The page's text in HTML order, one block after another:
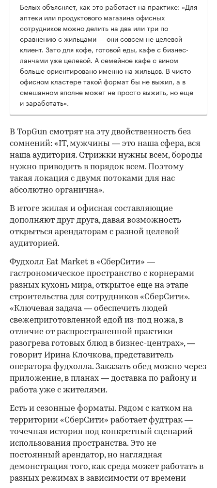
Белых объясняет, как это работает на практике: «Для
аптеки или продуктового магазина офисных
сотрудников можно делить на два или три по
сравнению с жильцами — они совсем не целевой
клиент. Зато для кофе, готовой еды, кафе с бизнес-
ланчами уже целевой. А семейное кафе с вином
больше ориентировано именно на жильцов. В чисто
офисном кластере такой формат бы не выжил, а в
смешанном вполне может не просто выжить, но еще
и заработать».
В TopGun смотрят на эту двойственность без
сомнений: «IT, мужчины — это наша сфера, вся
наша аудитория. Стрижки нужны всем, бороды
нужно приводить в порядок всем. Поэтому
такая локация с двумя потоками для нас
абсолютно органична».
В итоге жилая и офисная составляющие
дополняют друг друга, давая возможность
открыться арендаторам с разной целевой
аудиторией.
Фудхолл Eat Market в «СберСити» —
гастрономическое пространство с корнерами
разных кухонь мира, открытое еще на этапе
строительства для сотрудников «СберСити».
«Ключевая задача — обеспечить людей
свежеприготовленной едой из-под ножа, в
отличие от распространенной практики
разогрева готовых блюд в бизнес-центрах», —
говорит Ирина Клочкова, представитель
оператора фудхолла. Заказать обед можно через
приложение, в планах — доставка по району и
работа уже с жителями.
Есть и сезонные форматы. Рядом с катком на
территории «СберСити» работает фудтрак —
точечная история под конкретный сценарий
использования пространства. Это не
постоянный арендатор, но наглядная
демонстрация того, как среда может работать в
разных режимах в зависимости от времени